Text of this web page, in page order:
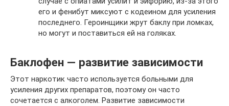
его и фенибут миксуют с кодеином для усиления
последнего. Героинщики жрут баклу при ломках,
но могут и поставиться ей на голяках.
Баклофен — развитие зависимости
Этот наркотик часто используется больными для
усиления других препаратов, поэтому он часто
сочетается с алкоголем. Развитие зависимости